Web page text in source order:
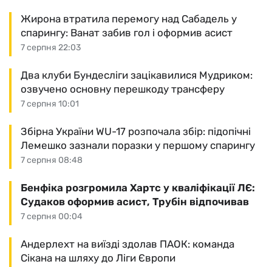
7 серпня 22:03
Жирона втратила перемогу над Сабадель у
спарингу: Ванат забив гол і оформив асист
7 серпня 10:01
Два клуби Бундесліги зацікавилися Мудриком:
озвучено основну перешкоду трансферу
7 серпня 08:48
Збірна України WU-17 розпочала збір: підопічні
Лемешко зазнали поразки у першому спарингу
7 серпня 00:04
Бенфіка розгромила Хартс у кваліфікації ЛЄ:
Судаков оформив асист, Трубін відпочивав
Андерлехт на виїзді здолав ПАОК: команда
Сікана на шляху до Ліги Європи